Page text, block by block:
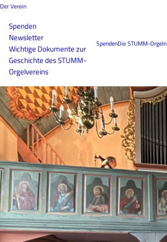
Der Verein
Spenden
Newsletter
Wichtige Dokumente zur
Geschichte des STUMM-
Orgelvereins
SpendenDie STUMM-Orgeln